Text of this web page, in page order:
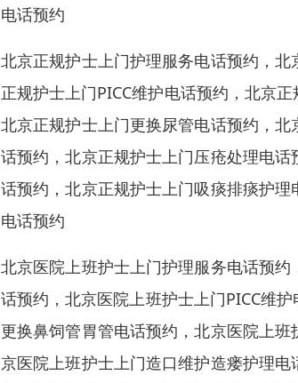
电话预约
北京正规护士上门护理服务电话预约，
正规护士上门PICC维护电话预约，北京
北京正规护士上门更换尿管电话预约，
话预约，北京正规护士上门压疮处理电
话预约，北京正规护士上门吸痰排痰护
电话预约
北京医院上班护士上门护理服务电话预
话预约，北京医院上班护士上门PICC维
更换鼻饲管胃管电话预约，北京医院上
京医院上班护士上门造口维护造瘘护理